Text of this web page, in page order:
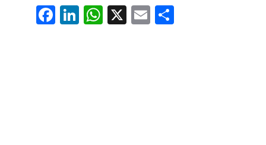
Fa
ce
Li
nk
W
ha
X E
m
Pa